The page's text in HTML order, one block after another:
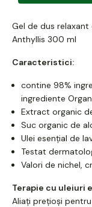
Gel de dus relaxant
Anthyllis 300 ml
Caracteristici:
contine 98%
ingrediente
Extract organic
Suc organic de
Ulei esențial de
Testat
Valori de nichel,
Terapie cu uleiuri
Aliați prețioși